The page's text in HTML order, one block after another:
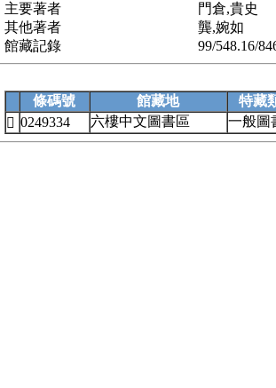
主要著者
門倉,貴史
其他著者
龔,婉如
館藏記錄
99/548.16/
條碼號
館藏地 特藏
 0249334 六樓中文圖書區 一般圖